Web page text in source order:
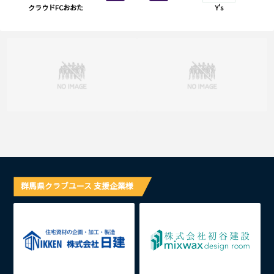
クラウドFCおおた Y's
群馬県クラブユース 支援企業様